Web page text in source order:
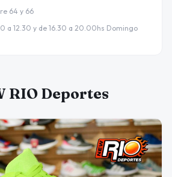
64 y 66
a 12.30 y de 16.30 a 20.00hs Domingo
RIO Deportes